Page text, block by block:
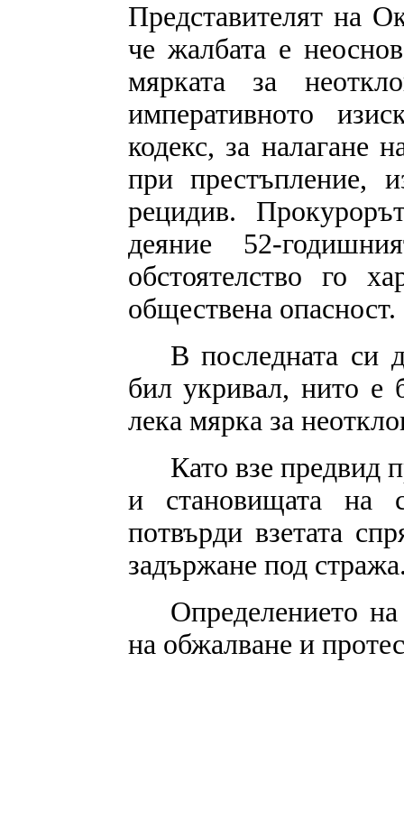
Представителят на
че жалбата е
мярката за
императивното
кодекс, за налагане
при престъпление,
рецидив.
деяние 52-
обстоятелство го
обществена опасност.
В последната си
бил укривал, нито е
лека мярка за
Като взе предвид
и становищата на
потвърди взетата
задържане под
Определението
на обжалване и